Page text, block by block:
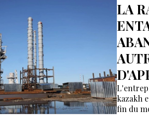
LA
kazakh
fin du